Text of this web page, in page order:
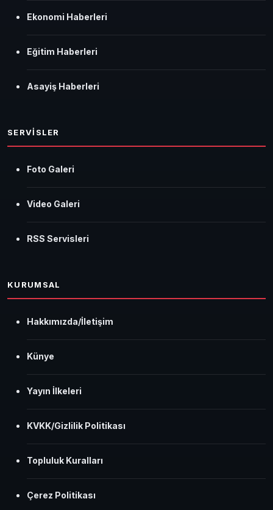
Ekonomi Haberleri
Eğitim Haberleri
Asayiş Haberleri
SERVİSLER
Foto Galeri
Video Galeri
RSS Servisleri
KURUMSAL
Hakkımızda/İletişim
Künye
Yayın İlkeleri
KVKK/Gizlilik Politikası
Topluluk Kuralları
Çerez Politikası